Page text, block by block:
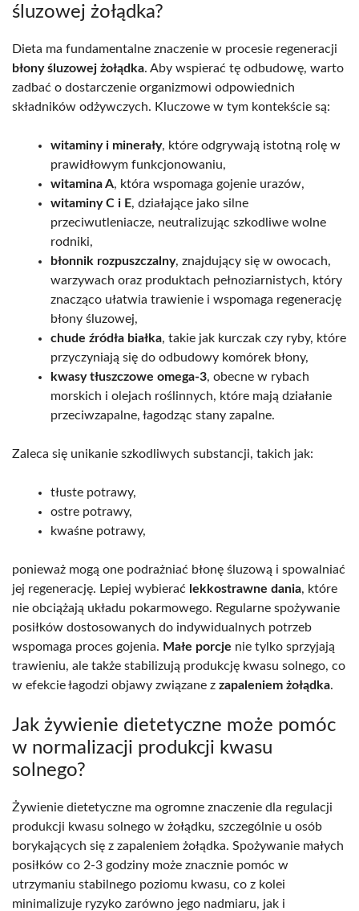
śluzowej żołądka?
Dieta ma fundamentalne znaczenie w procesie regeneracji
błony śluzowej żołądka. Aby wspierać tę odbudowę, warto
zadbać o dostarczenie organizmowi odpowiednich
składników odżywczych. Kluczowe w tym kontekście są:
witaminy i minerały, które odgrywają istotną rolę w
prawidłowym funkcjonowaniu,
witamina A, która wspomaga gojenie urazów,
witaminy C i E, działające jako silne
przeciwutleniacze, neutralizując szkodliwe wolne
rodniki,
błonnik rozpuszczalny, znajdujący się w owocach,
warzywach oraz produktach pełnoziarnistych, który
znacząco ułatwia trawienie i wspomaga regenerację
błony śluzowej,
chude źródła białka, takie jak kurczak czy ryby, które
przyczyniają się do odbudowy komórek błony,
kwasy tłuszczowe omega-3, obecne w rybach
morskich i olejach roślinnych, które mają działanie
przeciwzapalne, łagodząc stany zapalne.
Zaleca się unikanie szkodliwych substancji, takich jak:
tłuste potrawy,
ostre potrawy,
kwaśne potrawy,
ponieważ mogą one podrażniać błonę śluzową i spowalniać
jej regenerację. Lepiej wybierać lekkostrawne dania, które
nie obciążają układu pokarmowego. Regularne spożywanie
posiłków dostosowanych do indywidualnych potrzeb
wspomaga proces gojenia. Małe porcje nie tylko sprzyjają
trawieniu, ale także stabilizują produkcję kwasu solnego, co
w efekcie łagodzi objawy związane z zapaleniem żołądka.
Jak żywienie dietetyczne może pomóc
w normalizacji produkcji kwasu
solnego?
Żywienie dietetyczne ma ogromne znaczenie dla regulacji
produkcji kwasu solnego w żołądku, szczególnie u osób
borykających się z zapaleniem żołądka. Spożywanie małych
posiłków co 2-3 godziny może znacznie pomóc w
utrzymaniu stabilnego poziomu kwasu, co z kolei
minimalizuje ryzyko zarówno jego nadmiaru, jak i